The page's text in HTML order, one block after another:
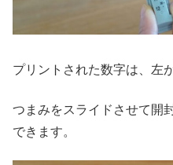
プリントされた数字は、左
つまみをスライドさせて開
できます。